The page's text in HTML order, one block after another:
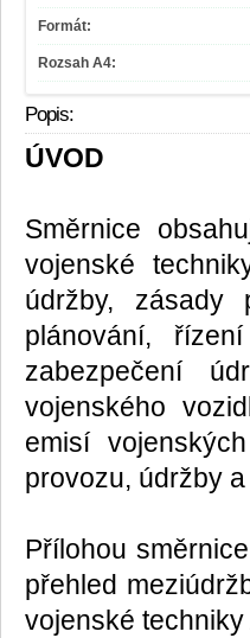
Formát:
Rozsah A4:
Popis:
ÚVOD
Směrnice
vojenské
údržby, zásady
plánování,
zabezpečení
vojenského
emisí
provozu, údržby
Přílohou
přehled
vojenské techniky